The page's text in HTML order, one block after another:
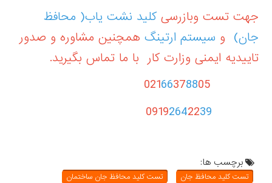
جهت تست وبازرسی کلید نشت یاب( محافظ
جان) و سیستم ارتینگ همچنین مشاوره و صدور
تاییدیه ایمنی وزارت کار با ما تماس بگیرید.
02166378805
2642239
برچسب ها:
تست کلید محافظ جان
تست کلید محافظ جان ساختمان